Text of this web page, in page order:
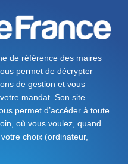
de référence des maires
permet de décrypter
de gestion et vous
mandat. Son site
permet d’accéder à toute
où vous voulez, quand
choix (ordinateur,